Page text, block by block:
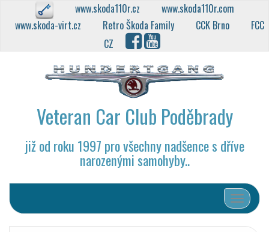
www.skoda110r.cz
www.skoda110r.com
www.skoda-virt.cz
Retro Škoda Family CCK Brno
FCC
CZ
Veteran Car Club Poděbrady
již od roku 1997 pro všechny nadšence s dříve
narozenými samohyby..